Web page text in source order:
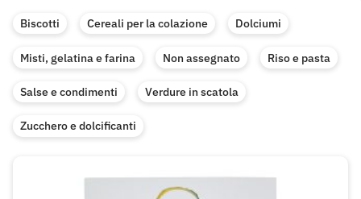
Biscotti Cereali per la colazione Dolciumi
Misti, gelatina e farina Non assegnato Riso e pasta
Salse e condimenti Verdure in scatola
Zucchero e dolcificanti